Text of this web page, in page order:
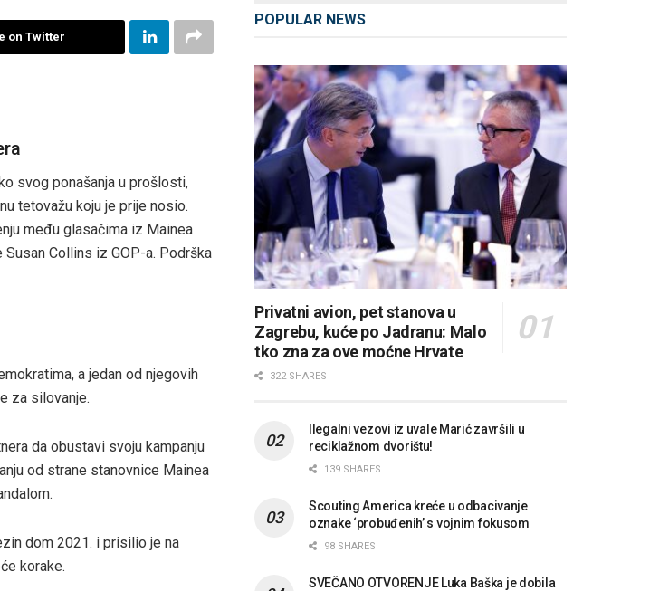
on Twitter
svog ponašanja u prošlosti,
tetovažu koju je prije nosio.
među glasačima iz Mainea
Collins iz GOP-a. Podrška
a jedan od njegovih
za silovanje.
da obustavi svoju kampanju
od strane stanovnice Mainea
dom 2021. i prisilio je na
korake.
POPULAR NEWS
Privatni avion, pet stanova u
Zagrebu, kuće po Jadranu: Malo
tko zna za ove moćne Hrvate
322 SHARES
Ilegalni vezovi iz uvale Marić završili u
reciklažnom dvorištu!
139 SHARES
Scouting America kreće u odbacivanje
oznake ‘probuđenih’ s vojnim fokusom
98 SHARES
SVEČANO OTVORENJE Luka Baška je dobila